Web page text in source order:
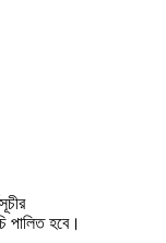
পালিত হবে।